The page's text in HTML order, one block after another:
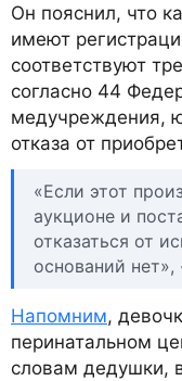
Он пояснил, что
имеют
соответствуют
согласно 44
медучреждения,
отказа от
«Если этот
аукционе и
отказаться от
оснований
Напомним,
перинатальном
словам дедушки,